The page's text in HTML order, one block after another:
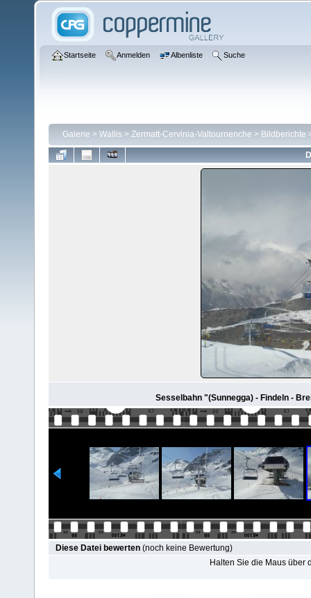
Startseite Anmelden Albenliste Suche
Galerie > Wallis > Zermatt-Cervinia-Valtournenche > Bildberichte
Sesselbahn "(Sunnegga) - Findeln -
Diese Datei bewerten (noch keine Bewertung)
Halten Sie die Maus über